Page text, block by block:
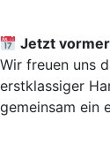
Jetzt
Wir freuen uns
erstklassiger
gemeinsam ein